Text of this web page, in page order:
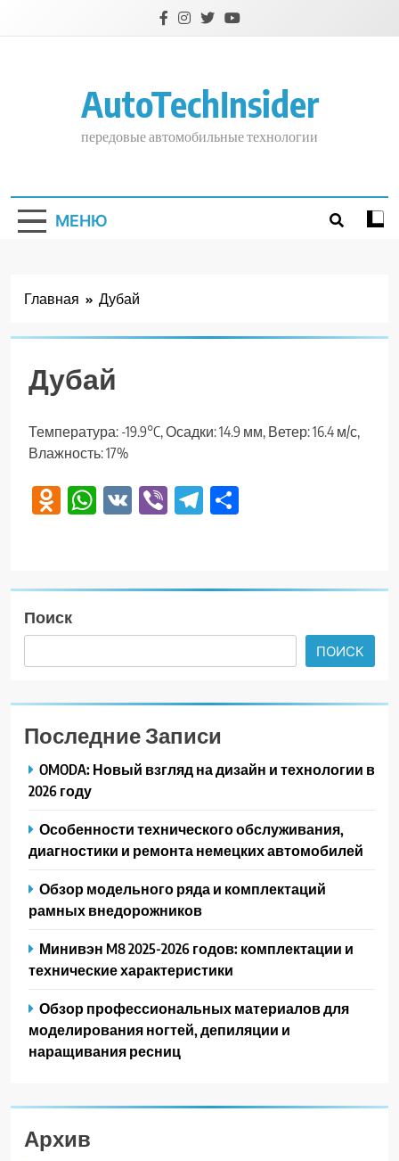
AutoTechInsider
передовые автомобильные технологии
МЕНЮ
Главная Дубай
Дубай
Температура: -19.9°C, Осадки: 14.9 мм, Ветер: 16.4 м/с,
Влажность: 17%
Odnoklassniki
WhatsApp
VK ViberTelegram
Поиск
ПОИСК
Последние Записи
OMODA: Новый взгляд на дизайн и технологии в
2026 году
Особенности технического обслуживания,
диагностики и ремонта немецких автомобилей
Обзор модельного ряда и комплектаций
рамных внедорожников
Минивэн M8 2025-2026 годов: комплектации и
технические характеристики
Обзор профессиональных материалов для
моделирования ногтей, депиляции и
наращивания ресниц
Архив